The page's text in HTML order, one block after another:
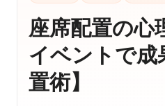
座席配置の心
イベントで成
置術】